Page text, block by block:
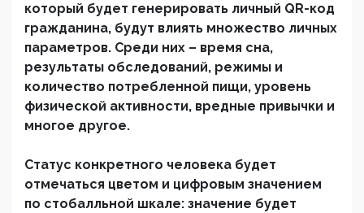
который будет генерировать личный QR-код
гражданина, будут влиять множество личных
параметров. Среди них – время сна,
результаты обследований, режимы и
количество потребленной пищи, уровень
физической активности, вредные привычки и
многое другое.
Статус конкретного человека будет
отмечаться цветом и цифровым значением
по стобалльной шкале: значение будет